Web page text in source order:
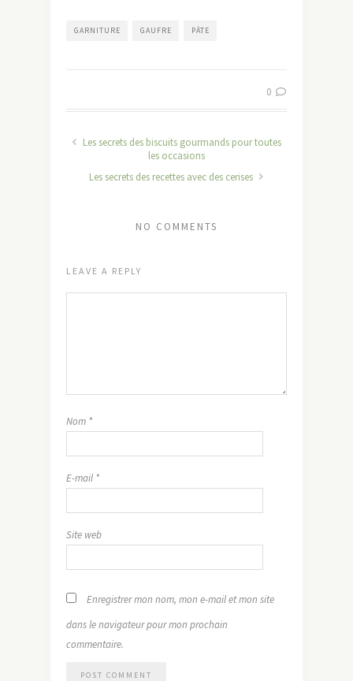
GARNITURE GAUFRE PÂTE
0
Les secrets des biscuits gourmands pour toutes
les occasions
Les secrets des recettes avec des cerises
NO COMMENTS
LEAVE A REPLY
Nom *
E-mail *
Site web
Enregistrer mon nom, mon e-mail et mon site
dans le navigateur pour mon prochain
commentaire.